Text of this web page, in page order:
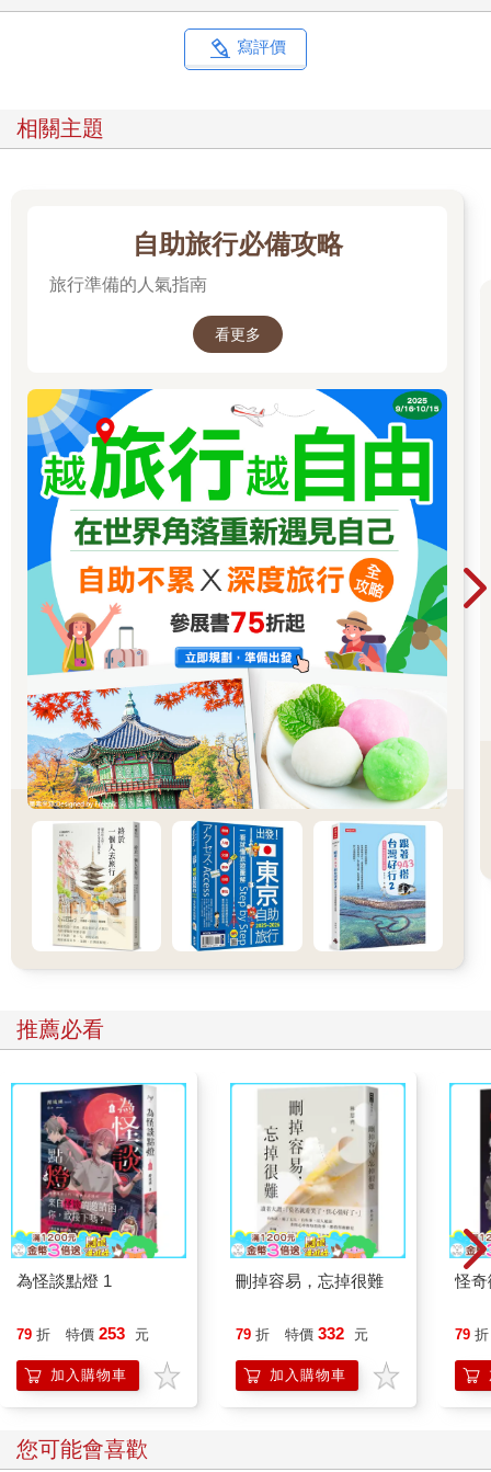
寫評價
相關主題
自助旅行必備攻略
旅行準備的人氣指南
看更多
推薦必看
為怪談點燈 1
79 折 特價 253 元
加入購物車
刪掉容易，忘掉很難
79 折 特價 332 元
加入購物車
怪
79 折
您可能會喜歡